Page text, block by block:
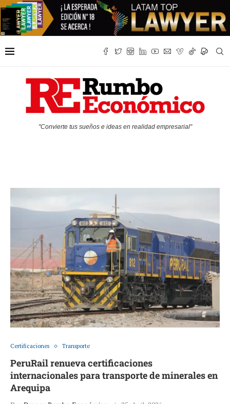
"Convierte tus sueños e ideas en realidad empresarial"
Certificaciones Transporte
PeruRail renueva certificaciones
internacionales para transporte de minerales en
Arequipa